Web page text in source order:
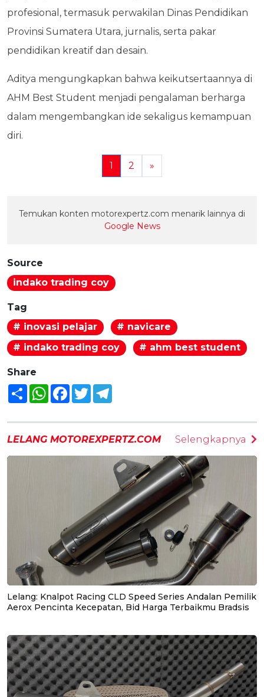
profesional, termasuk perwakilan Dinas Pendidikan
Provinsi Sumatera Utara, jurnalis, serta pakar
pendidikan kreatif dan desain.
Aditya mengungkapkan bahwa keikutsertaannya di
AHM Best Student menjadi pengalaman berharga
dalam mengembangkan ide sekaligus kemampuan
diri.
1 2 »
Temukan konten motorexpertz.com menarik lainnya di
Google News
Source
indako trading coy
Tag
# inovasi pelajar
# navicare
# indako trading coy
# ahm best student
Share
Share WhatsAppFacebook
Twitter
LELANG MOTOREXPERTZ.COM Selengkapnya
Lelang: Knalpot Racing CLD Speed Series Andalan Pemilik
Aerox Pencinta Kecepatan, Bid Harga Terbaikmu Bradsis